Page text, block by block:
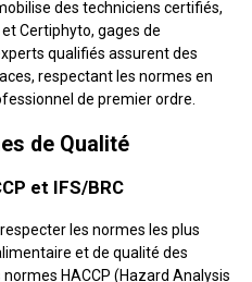
des techniciens certifiés,
Certiphyto, gages de
qualifiés assurent des
respectant les normes en
de premier ordre.
de Qualité
et IFS/BRC
les normes les plus
et de qualité des
HACCP (Hazard Analysis